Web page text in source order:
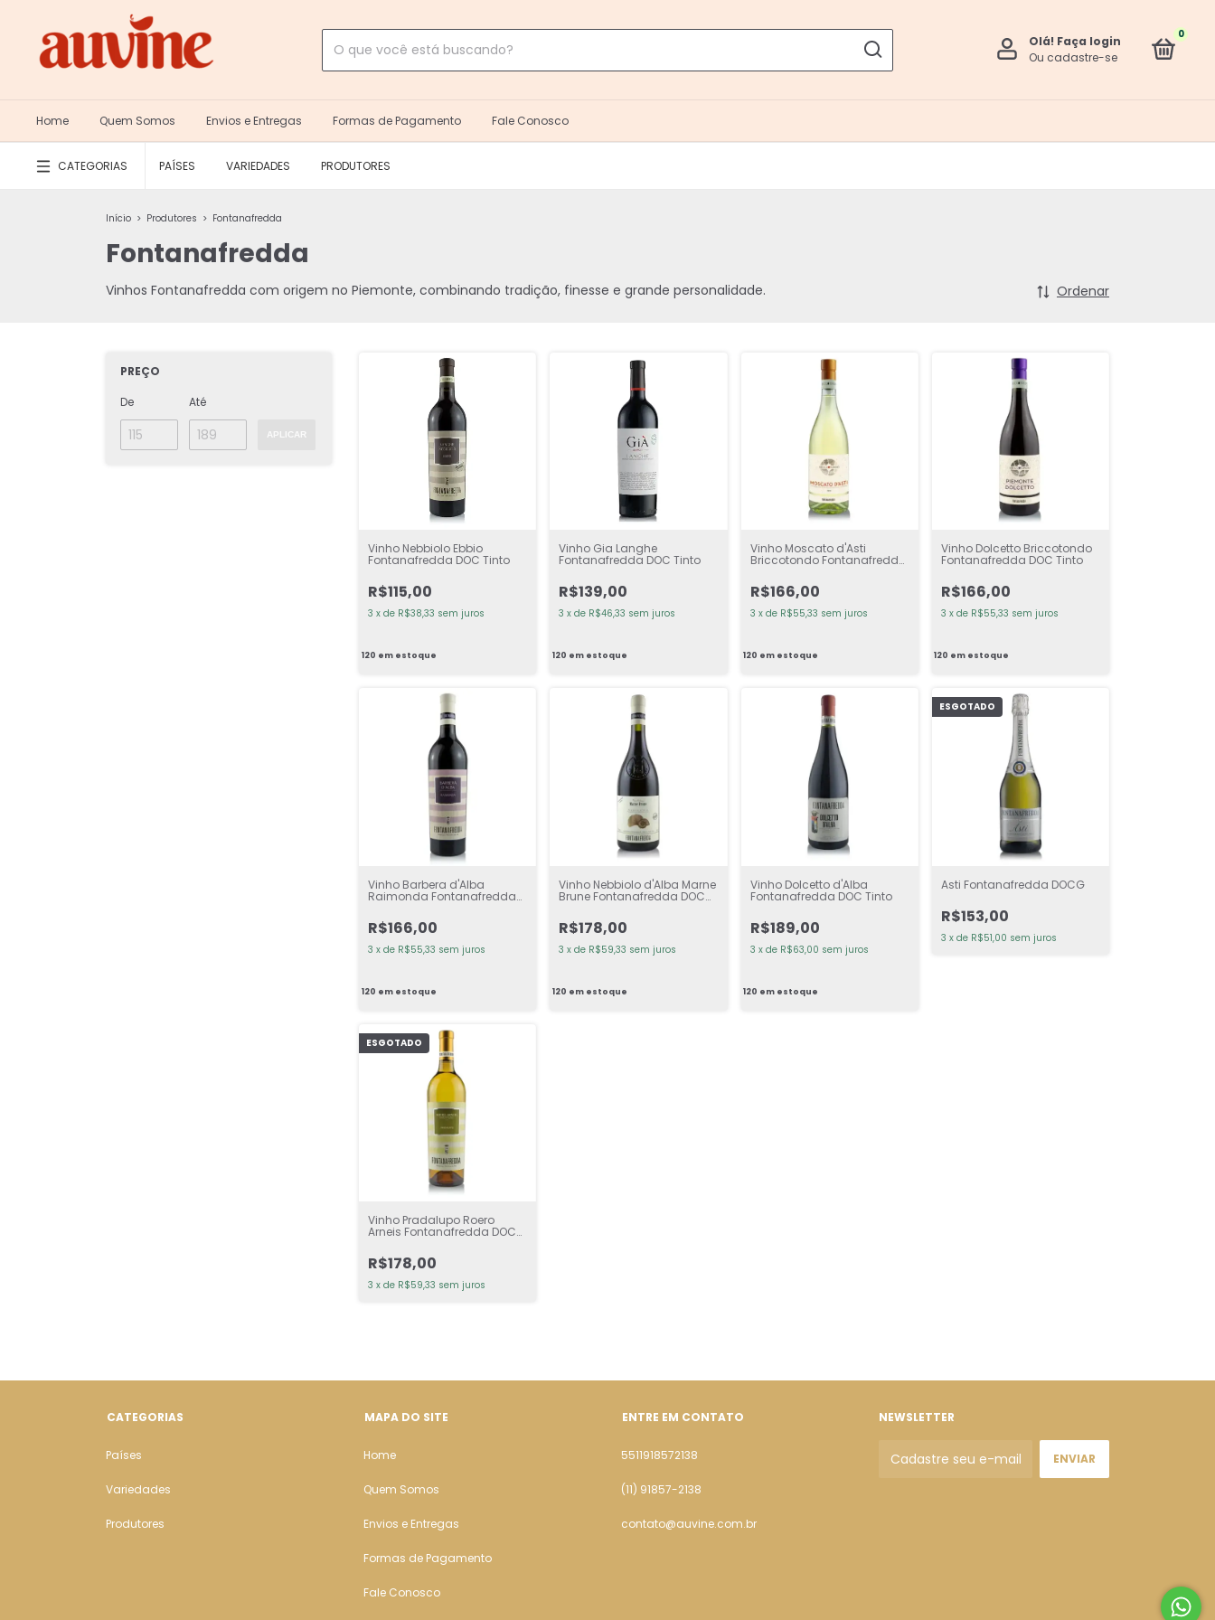
Olá! Faça login
Ou cadastre-se
0
Home Quem Somos Envios e Entregas Formas de Pagamento Fale Conosco
CATEGORIAS PAÍSES VARIEDADES PRODUTORES
Início > Produtores > Fontanafredda
Fontanafredda
Vinhos Fontanafredda com origem no Piemonte, combinando tradição, finesse e grande personalidade. Ordenar
PREÇO
De
Até
APLICAR
Vinho Nebbiolo Ebbio
Fontanafredda DOC Tinto
R$115,00
3 x de R$38,33 sem juros
120 em estoque
Vinho Gia Langhe
Fontanafredda DOC Tinto
R$139,00
3 xde R$46,33 sem juros
120 em estoque
Vinho Moscato d'Asti
Briccotondo Fontanafredda
R$166,00
3 x de R$55,33 sem juros
120 em estoque
Vinho Dolcetto Briccotondo
Fontanafredda DOC Tinto
R$166,00
3 x de R$55,33 sem juros
120 em estoque
Vinho Barbera d'Alba
Raimonda Fontanafredda
R$166,00
3 x de R$55,33 sem juros
120 em estoque
Vinho Nebbiolo d'Alba Marne
Brune Fontanafredda DOC
R$178,00
3 xde R$59,33 sem juros
120 em estoque
Vinho Dolcetto d'Alba
Fontanafredda DOC Tinto
R$189,00
3 x de R$63,00 sem juros
120 em estoque
ESGOTADO
Asti Fontanafredda DOCG
R$153,00
3 x de R$51,00 sem juros
ESGOTADO
Vinho Pradalupo Roero
Arneis Fontanafredda DOCG
R$178,00
3 x de R$59,33 sem juros
CATEGORIAS
Países
Variedades
Produtores
MAPA DO SITE
Home
Quem Somos
Envios e Entregas
Formas de Pagamento
Fale Conosco
ENTRE EM CONTATO
5511918572138
(11) 91857-2138
contato@auvine.com.br
NEWSLETTER